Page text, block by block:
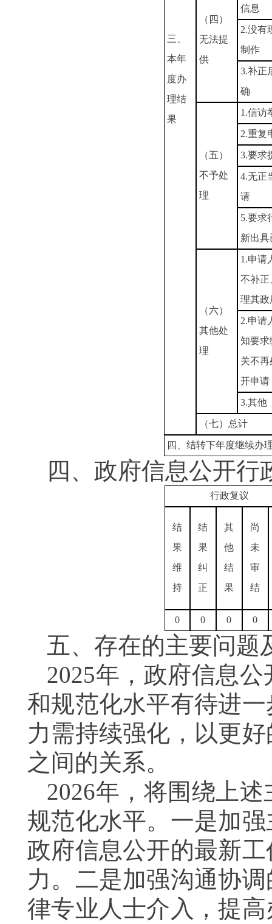
三、
本年
度办
理结
果
（四）
无法提
供
信息
2.没有
制作
3.补正
确
（五）
不予处
理
1.信访
2.重复
3.要求
4.无正
请
5.要求
新出
（六）
其他处
理
1.申请
不补正
理其政
2.申请
知要求
关不
开申请
3.其他
（七）总计
四、结转下年度继续办
四、政府信息公开行
行政复议
结
果
维
持
结
果
纠
正
其
他
结
果
尚
未
审
结
0 0 0 0
五、存在的主要问题
2025年，政府信息
和规范化水平有待进
力需持续强化，以更
之间的关系。
2026年，将围绕上
规范化水平。一是加
政府信息公开的最新
力。二是加强沟通协
律专业人士介入，提